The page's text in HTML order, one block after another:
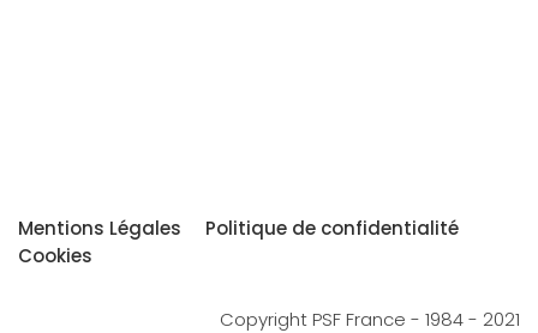
Mentions Légales
Politique de confidentialité
Cookies
Copyright PSF France - 1984 - 2021